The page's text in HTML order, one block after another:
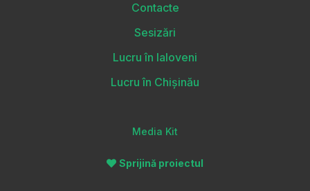
Contacte
Sesizări
Lucru în Ialoveni
Lucru în Chișinău
Media Kit
Sprijină proiectul